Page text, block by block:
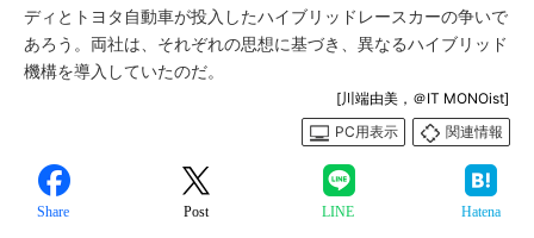
ディとトヨタ自動車が投入したハイブリッドレースカーの争いで
あろう。両社は、それぞれの思想に基づき、異なるハイブリッド
機構を導入していたのだ。
[川端由美，＠IT MONOist]
PC用表示
関連情報
Share Post LINE Hatena